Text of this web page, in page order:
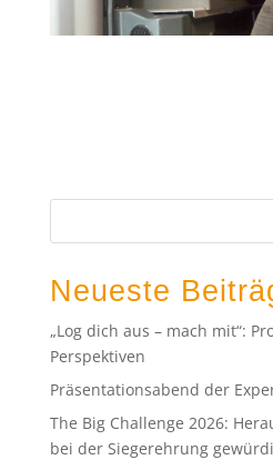
Neueste
„Log dich aus – mach mit“:
Perspektiven
Präsentationsabend der
The Big Challenge 2026:
bei der Siegerehrung